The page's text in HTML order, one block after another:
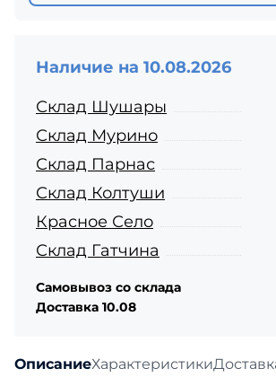
ОписаниеХарактеристики
Наличие на 10.08.2026
Склад Шушары
Склад Мурино
Склад Парнас
Склад Колтуши
Красное Село
Склад Гатчина
Самовывоз со склада
Доставка 10.08